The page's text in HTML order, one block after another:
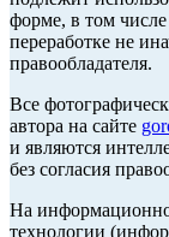
форме, в том
переработке не
правообладателя.
Все
автора на сайте
и являются
без согласия
На
технологии